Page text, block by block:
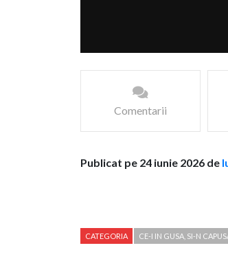
Comentarii
Publicat pe 24 iunie 2026 de
CATEGORIA CE-I IN GUSA, SI-N